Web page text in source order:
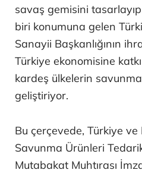
savaş gemisini
biri konumuna gelen
Sanayii Başkanlığının
Türkiye ekonomisine
kardeş ülkelerin
geliştiriyor.
Bu çerçevede, Türkiye
Savunma Ürünleri
Mutabakat Muhtırası